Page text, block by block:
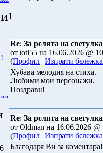
»»
]
Re: За ролята на
от toti55 на 16.06.2026 @
(Профил | Изпрати бележка
Хубава мелодия на стиха.
Любими мои персонажи.
Поздрави!
Re: За ролята на
от Oldman на 16.06.2026 @
(Профил | Изпрати бележка
Благодаря Ви за коментара!